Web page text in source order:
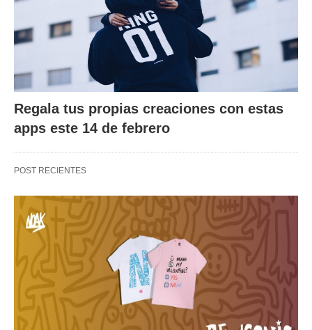
Regala tus propias creaciones con estas
apps este 14 de febrero
POST RECIENTES